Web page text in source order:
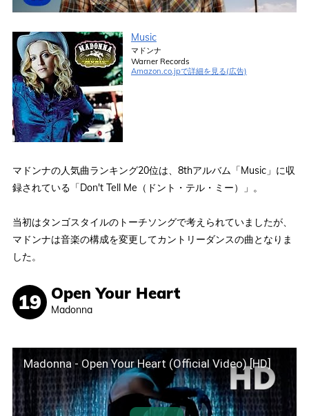
Music
マドンナ
Warner Records
Amazon.co.jpで詳細を見る(広告)
マドンナの人気曲ランキング20位は、8thアルバム「Music」に収
録されている「Don't Tell Me（ドント・テル・ミー）」。
当初はタンゴスタイルのトーチソングで考えられていましたが、
マドンナは音楽の構成を変更してカントリーダンスの曲となりま
した。
Open Your Heart
Madonna
Madonna - Open Your Heart (Official Video) [HD]